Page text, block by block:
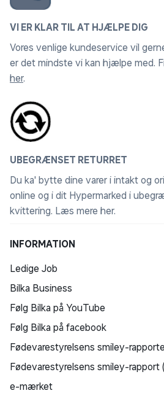
VI ER KLAR TIL AT HJÆLPE DIG
Vores venlige kundeservice vil
er det mindste vi kan hjælpe med.
her.
UBEGRÆNSET RETURRET
Du ka' bytte dine varer i intakt og
online og i dit Hypermarked i
kvittering. Læs mere her.
INFORMATION
Ledige Job
Bilka Business
Følg Bilka på YouTube
Følg Bilka på facebook
Fødevarestyrelsens smiley-
Fødevarestyrelsens smiley-rapport
e-mærket